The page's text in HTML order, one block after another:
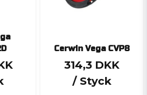
Cerwin Vega CVP8
314,3 DKK
/ Styck